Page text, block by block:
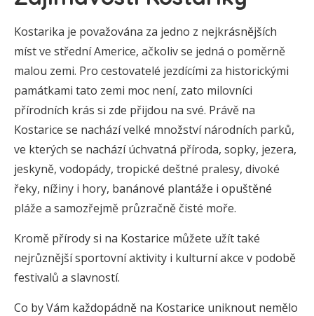
Kostarika je považována za jedno z nejkrásnějších
míst ve střední Americe, ačkoliv se jedná o poměrně
malou zemi. Pro cestovatelé jezdícími za historickými
památkami tato zemi moc není, zato milovníci
přírodních krás si zde přijdou na své. Právě na
Kostarice se nachází velké množství národních parků,
ve kterých se nachází úchvatná příroda, sopky, jezera,
jeskyně, vodopády, tropické deštné pralesy, divoké
řeky, nížiny i hory, banánové plantáže i opuštěné
pláže a samozřejmě průzračně čisté moře.
Kromě přírody si na Kostarice můžete užít také
nejrůznější sportovní aktivity i kulturní akce v podobě
festivalů a slavností.
Co by Vám každopádně na Kostarice uniknout nemělo